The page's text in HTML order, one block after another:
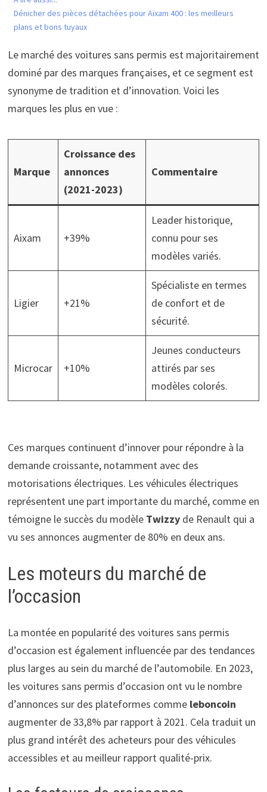
Dénicher des pièces détachées pour Aixam 400 : les meilleurs
plans et bons tuyaux
Le marché des voitures sans permis est majoritairement
dominé par des marques françaises, et ce segment est
synonyme de tradition et d’innovation. Voici les
marques les plus en vue :
Marque
Croissance des
annonces
(2021-2023)
Commentaire
Aixam +39%
Leader historique,
connu pour ses
modèles variés.
Ligier +21%
Spécialiste en termes
de confort et de
sécurité.
Microcar +10%
Jeunes conducteurs
attirés par ses
modèles colorés.
Ces marques continuent d’innover pour répondre à la
demande croissante, notamment avec des
motorisations électriques. Les véhicules électriques
représentent une part importante du marché, comme en
témoigne le succès du modèle Twizzyde Renault qui a
vu ses annonces augmenter de 80% en deux ans.
Les moteurs du marché de
l’occasion
La montée en popularité des voitures sans permis
d’occasion est également influencée par des tendances
plus larges au sein du marché de l’automobile. En 2023,
les voitures sans permis d’occasion ont vu le nombre
d’annonces sur des plateformes comme leboncoin
augmenter de 33,8% par rapport à 2021. Cela traduit un
plus grand intérêt des acheteurs pour des véhicules
accessibles et au meilleur rapport qualité-prix.